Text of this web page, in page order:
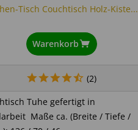
können
Tisch Couchtisch Holz-Kiste...
Warenkorb
(2)
Tuhe gefertigt in
Maße ca. (Breite / Tiefe /